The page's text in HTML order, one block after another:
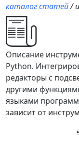
каталог статей/
Описание
Python.
редакторы с
другими
языками
зависит от